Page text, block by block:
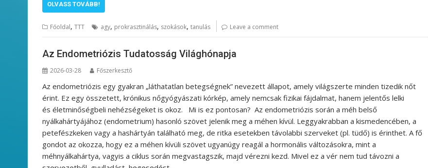
OLVASS TOVÁBB!
Főoldal, TTT agy, prokrasztinálás, szokások, tanulás Leave a comment
Az Endometriózis Tudatosság Világhónapja
2026-03-28 Főszerkesztő
Az endometriózis egy gyakran „láthatatlan betegségnek” nevezett állapot, amely világszerte minden tizedik nőt
érint. Ez egy összetett, krónikus nőgyógyászati kórkép, amely nemcsak fizikai fájdalmat, hanem jelentős lelki
és életminőségbeli nehézségeket is okoz. Mi is ez pontosan? Az endometriózis során a méh belső
nyálkahártyájához (endometrium) hasonló szövet jelenik meg a méhen kívül. Leggyakrabban a kismedencében, a
petefészkeken vagy a hashártyán található meg, de ritka esetekben távolabbi szerveket (pl. tüdő) is érinthet. A fő
gondot az okozza, hogy ez a méhen kívüli szövet ugyanúgy reagál a hormonális változásokra, mint a
méhnyálkahártya, vagyis a ciklus során megvastagszik, majd vérezni kezd. Mivel ez a vér nem tud távozni a